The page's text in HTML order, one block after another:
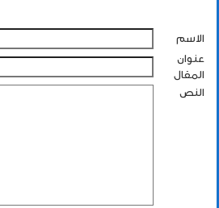
الاسم
عنوان
المقال
النص